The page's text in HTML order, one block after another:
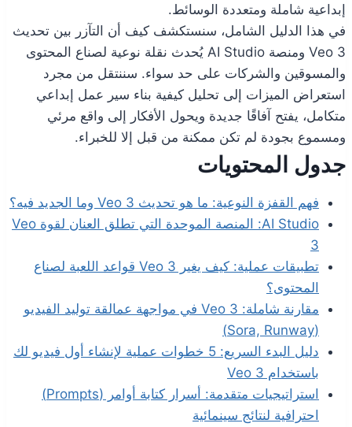
إبداعية شاملة ومتعددة الوسائط.
في هذا الدليل الشامل، سنستكشف كيف أن التآزر بين تحديث
Veo 3 ومنصة AI Studio يُحدث نقلة نوعية لصناع المحتوى
والمسوقين والشركات على حد سواء. سننتقل من مجرد
استعراض الميزات إلى تحليل كيفية بناء سير عمل إبداعي
متكامل، يفتح آفاقًا جديدة ويحول الأفكار إلى واقع مرئي
ومسموع بجودة لم تكن ممكنة من قبل إلا للخبراء.
جدول المحتويات
فهم القفزة النوعية: ما هو تحديث Veo 3 وما الجديد فيه؟
AI Studio: المنصة الموحدة التي تطلق العنان لقوة Veo
3
تطبيقات عملية: كيف يغير Veo 3 قواعد اللعبة لصناع
المحتوى؟
مقارنة شاملة: Veo 3 في مواجهة عمالقة توليد الفيديو
(Sora, Runway)
دليل البدء السريع: 5 خطوات عملية لإنشاء أول فيديو لك
باستخدام Veo 3
استراتيجيات متقدمة: أسرار كتابة أوامر (Prompts)
احترافية لنتائج سينمائية